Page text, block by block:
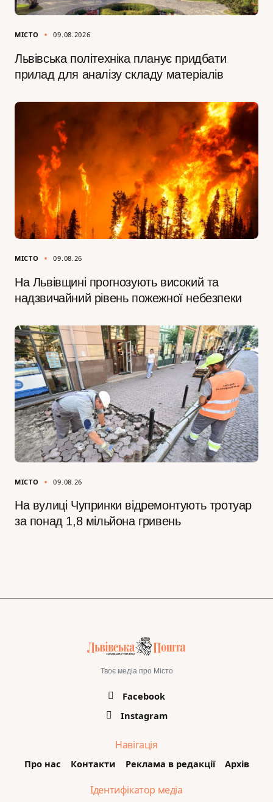
МІСТО 09.08.2026
Львівська політехніка планує придбати
прилад для аналізу складу матеріалів
МІСТО 09.08.26
На Львівщині прогнозують високий та
надзвичайний рівень пожежної небезпеки
МІСТО 09.08.26
На вулиці Чупринки відремонтують тротуар
за понад 1,8 мільйона гривень
Твоє медіа про Місто
Facebook
Instagram
Навігація
Про нас Контакти Реклама в редакції Архів
Ідентифікатор медіа